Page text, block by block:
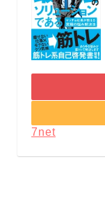
7net